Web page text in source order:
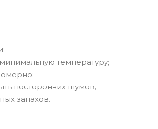
температуру;
посторонних шумов;
запахов.